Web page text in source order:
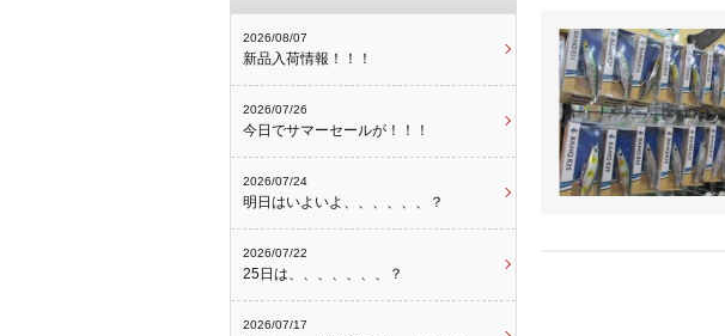
2026/08/07
新品入荷情報！！！
2026/07/26
今日でサマーセールが！！！
2026/07/24
明日はいよいよ、、、、、、？
2026/07/22
25日は、、、、、、、？
2026/07/17